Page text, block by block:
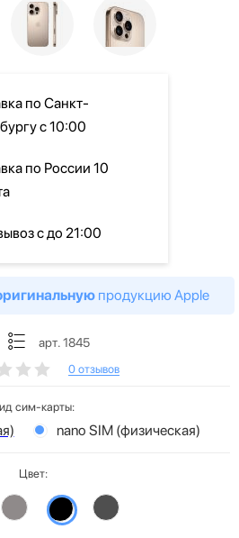
по Санкт-
с 10:00
по России 10
с до 21:00
продукцию Apple
арт. 1845
0 отзывов
сим-карты:
nano SIM (физическая)
Цвет: